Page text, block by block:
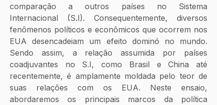
comparação a outros países no Sistema
Internacional (S.I). Consequentemente, diversos
fenômenos políticos e econômicos que ocorrem nos
EUA desencadeiam um efeito dominó no mundo.
Sendo assim, a relação assumida por países
coadjuvantes no S.I, como Brasil e China até
recentemente, é amplamente moldada pelo teor de
suas relações com os EUA. Neste ensaio,
abordaremos os principais marcos da política